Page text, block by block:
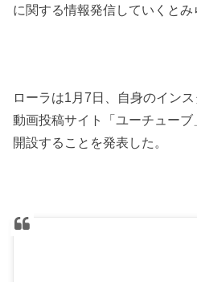
に関する情報発信していくとみ
ローラは1月7日、自身のイン
動画投稿サイト「ユーチュー
開設することを発表した。